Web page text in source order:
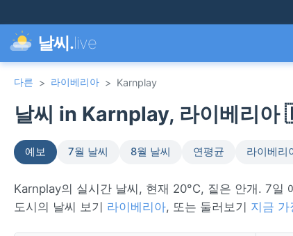
날씨.live
다른 > 라이베리아 > Karnplay
날씨 in Karnplay, 라이베리
예보 7월 날씨 8월 날씨 연평균 라이베리
Karnplay의 실시간 날씨, 현재 20°C, 짙은 안개. 7일
도시의 날씨 보기 라이베리아, 또는 둘러보기 지금 가